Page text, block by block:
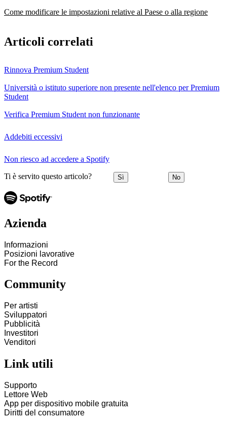
Come modificare le impostazioni relative al Paese o alla regione
Articoli correlati
Rinnova Premium Student
Università o istituto superiore non presente nell'elenco per Premium
Student
Verifica Premium Student non funzionante
Addebiti eccessivi
Non riesco ad accedere a Spotify
Ti è servito questo articolo? Sì No
Azienda
Informazioni
Posizioni lavorative
For the Record
Community
Per artisti
Sviluppatori
Pubblicità
Investitori
Venditori
Link utili
Supporto
Lettore Web
App per dispositivo mobile gratuita
Diritti del consumatore